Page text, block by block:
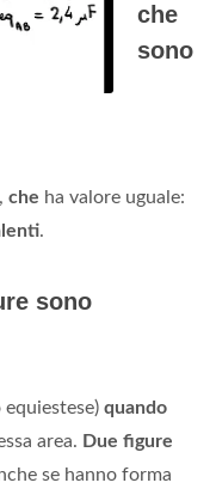
che
sono
che ha valore uguale:
.
sono
equiestese) quando
area. Due figure
se hanno forma